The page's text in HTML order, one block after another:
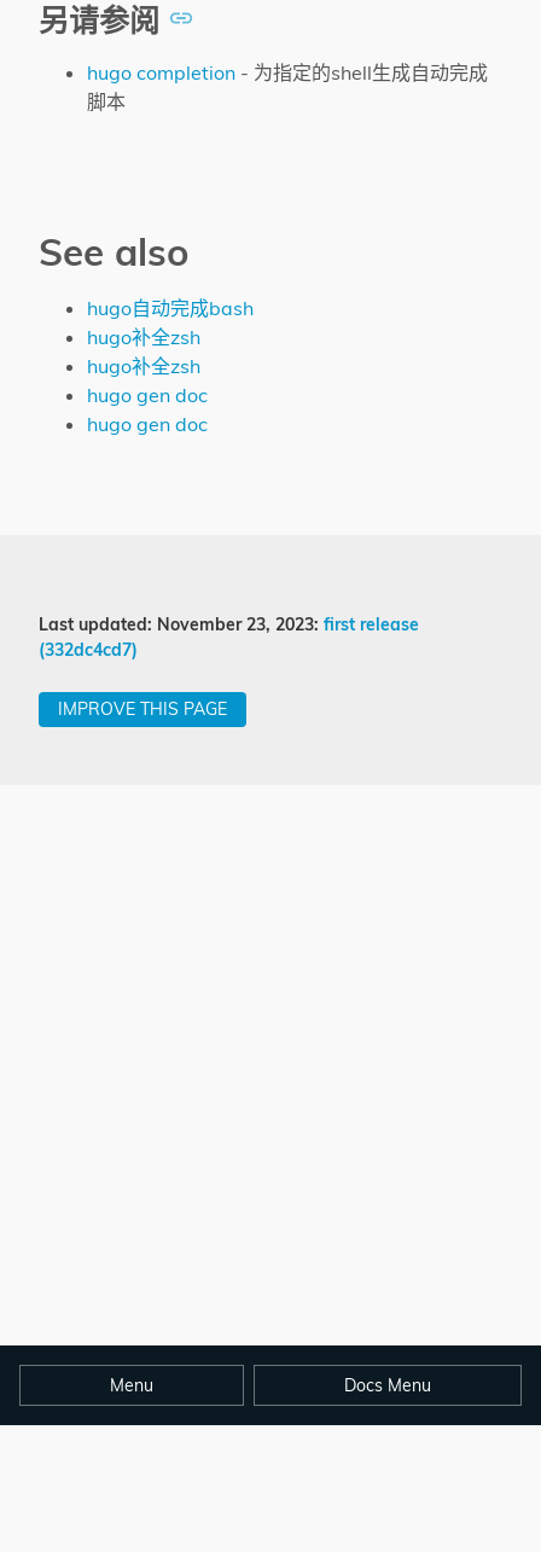
另请参阅
hugo completion - 为指定的shell生成自动完成
脚本
See also
hugo自动完成bash
hugo补全zsh
hugo补全zsh
hugo gen doc
hugo gen doc
Last updated: November 23, 2023: first release
(332dc4cd7)
IMPROVE THIS PAGE
Menu Docs Menu